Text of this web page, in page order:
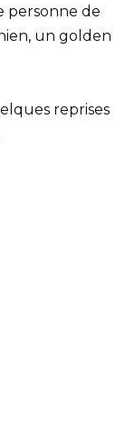
personne de
un golden
reprises